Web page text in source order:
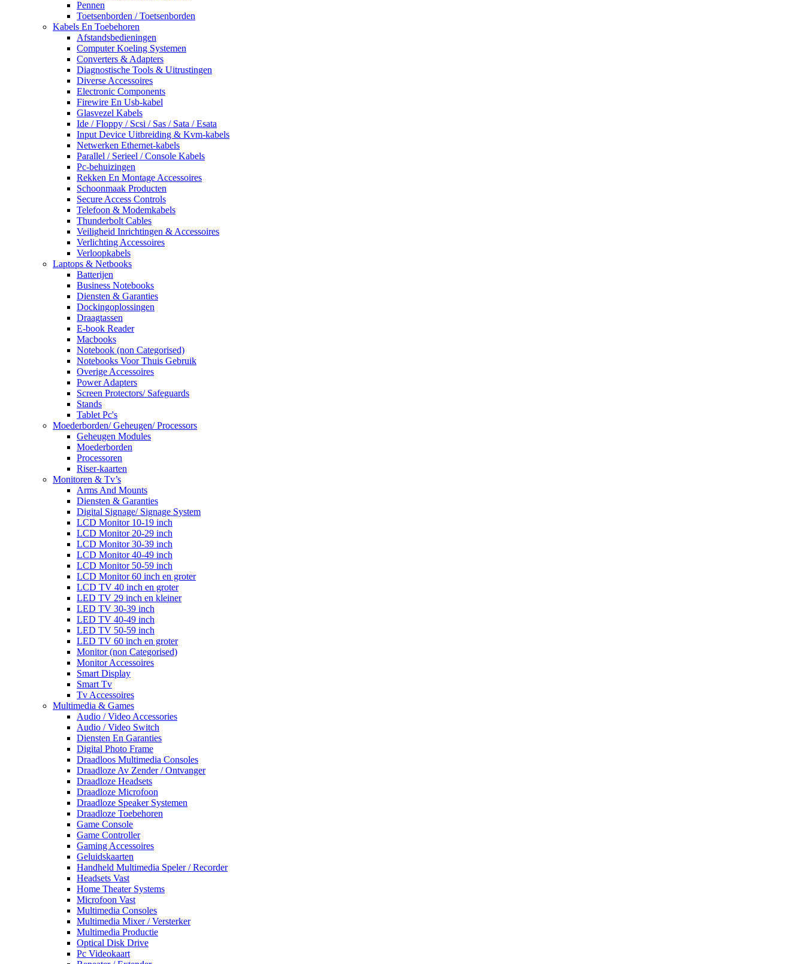
Pennen
Toetsenborden / Toetsenborden
Kabels En Toebehoren
Afstandsbedieningen
Computer Koeling Systemen
Converters & Adapters
Diagnostische Tools & Uitrustingen
Diverse Accessoires
Electronic Components
Firewire En Usb-kabel
Glasvezel Kabels
Ide / Floppy / Scsi / Sas / Sata / Esata
Input Device Uitbreiding & Kvm-kabels
Netwerken Ethernet-kabels
Parallel / Serieel / Console Kabels
Pc-behuizingen
Rekken En Montage Accessoires
Schoonmaak Producten
Secure Access Controls
Telefoon & Modemkabels
Thunderbolt Cables
Veiligheid Inrichtingen & Accessoires
Verlichting Accessoires
Verloopkabels
Laptops & Netbooks
Batterijen
Business Notebooks
Diensten & Garanties
Dockingoplossingen
Draagtassen
E-book Reader
Macbooks
Notebook (non Categorised)
Notebooks Voor Thuis Gebruik
Overige Accessoires
Power Adapters
Screen Protectors/ Safeguards
Stands
Tablet Pc's
Moederborden/ Geheugen/ Processors
Geheugen Modules
Moederborden
Processoren
Riser-kaarten
Monitoren & Tv’s
Arms And Mounts
Diensten & Garanties
Digital Signage/ Signage System
LCD Monitor 10-19 inch
LCD Monitor 20-29 inch
LCD Monitor 30-39 inch
LCD Monitor 40-49 inch
LCD Monitor 50-59 inch
LCD Monitor 60 inch en groter
LCD TV 40 inch en groter
LED TV 29 inch en kleiner
LED TV 30-39 inch
LED TV 40-49 inch
LED TV 50-59 inch
LED TV 60 inch en groter
Monitor (non Categorised)
Monitor Accessoires
Smart Display
Smart Tv
Tv Accessoires
Multimedia & Games
Audio / Video Accessories
Audio / Video Switch
Diensten En Garanties
Digital Photo Frame
Draadloos Multimedia Consoles
Draadloze Av Zender / Ontvanger
Draadloze Headsets
Draadloze Microfoon
Draadloze Speaker Systemen
Draadloze Toebehoren
Game Console
Game Controller
Gaming Accessoires
Geluidskaarten
Handheld Multimedia Speler / Recorder
Headsets Vast
Home Theater Systems
Microfoon Vast
Multimedia Consoles
Multimedia Mixer / Versterker
Multimedia Productie
Optical Disk Drive
Pc Videokaart